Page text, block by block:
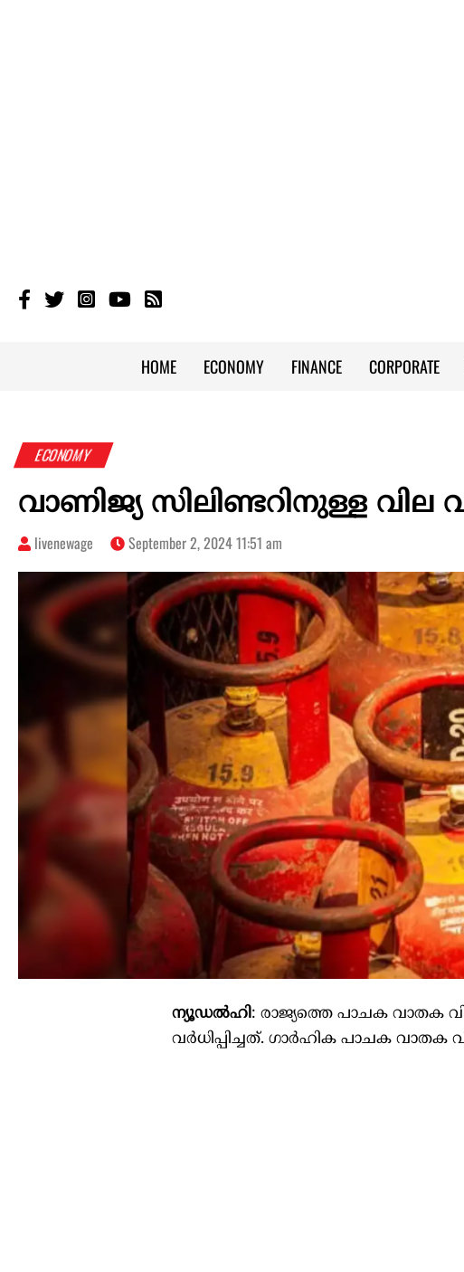
HOME ECONOMY FINANCE CORPORATE
ECONOMY
വാണിജ്യ സിലിണ്ടറിനുള്ള വില
livenewage September 2, 2024 11:51 am
ന്യൂഡൽഹി: രാജ്യത്തെ പാചക വാതക
വർധിപ്പിച്ചത്. ഗാർഹിക പാചക വാതക